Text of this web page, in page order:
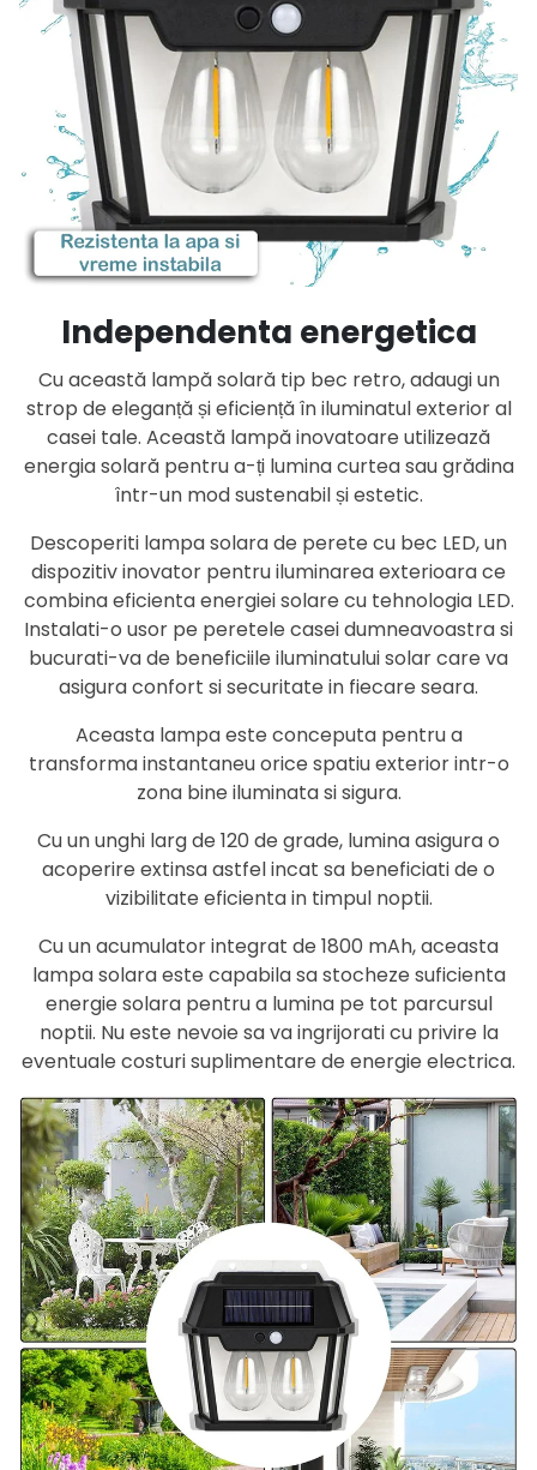
Independenta energetica
Cu această lampă solară tip bec retro, adaugi un
strop de eleganță și eficiență în iluminatul exterior al
casei tale. Această lampă inovatoare utilizează
energia solară pentru a-ți lumina curtea sau grădina
într-un mod sustenabil și estetic.
Descoperiti lampa solara de perete cu bec LED, un
dispozitiv inovator pentru iluminarea exterioara ce
combina eficienta energiei solare cu tehnologia LED.
Instalati-o usor pe peretele casei dumneavoastra si
bucurati-va de beneficiile iluminatului solar care va
asigura confort si securitate in fiecare seara.
Aceasta lampa este conceputa pentru a
transforma instantaneu orice spatiu exterior intr-o
zona bine iluminata si sigura.
Cu un unghi larg de 120 de grade, lumina asigura o
acoperire extinsa astfel incat sa beneficiati de o
vizibilitate eficienta in timpul noptii.
Cu un acumulator integrat de 1800 mAh, aceasta
lampa solara este capabila sa stocheze suficienta
energie solara pentru a lumina pe tot parcursul
noptii. Nu este nevoie sa va ingrijorati cu privire la
eventuale costuri suplimentare de energie electrica.